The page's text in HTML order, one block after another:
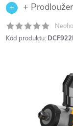
+
Kód produktu: